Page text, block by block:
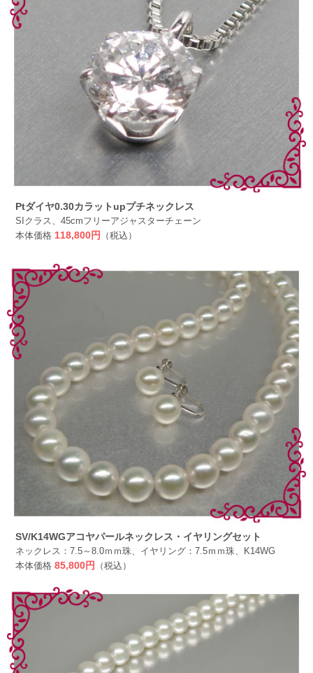
Ptダイヤ0.30カラットupプチネックレス
SIクラス、45cmフリーアジャスターチェーン
本体価格 118,800円 （税込）
SV/K14WGアコヤパールネックレス・イヤリングセット
ネックレス：7.5～8.0ｍｍ珠、イヤリング：7.5ｍｍ珠、K14WG
本体価格 85,800円 （税込）